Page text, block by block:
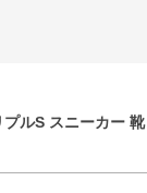
ルS スニーカー